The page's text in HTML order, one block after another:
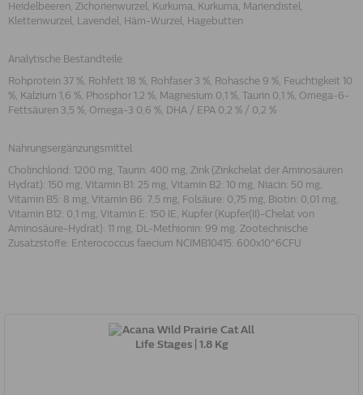
Heidelbeeren, Zichorienwurzel, Kurkuma, Kurkuma, Mariendistel,
Klettenwurzel, Lavendel, Häm-Wurzel, Hagebutten
Analytische Bestandteile
Rohprotein 37 %, Rohfett 18 %, Rohfaser 3 %, Rohasche 9 %, Feuchtigkeit 10
%, Kalzium 1,6 %, Phosphor 1,2 %, Magnesium 0,1 %, Taurin 0,1 %, Omega-6-
Fettsäuren 3,5 %, Omega-3 0,6 %, DHA / EPA 0,2 % / 0,2 %
Nahrungsergänzungsmittel
Cholinchlorid: 1200 mg, Taurin: 400 mg, Zink (Zinkchelat der Aminosäuren
Hydrat): 150 mg, Vitamin B1: 25 mg, Vitamin B2: 10 mg, Niacin: 50 mg,
Vitamin B5: 8 mg, Vitamin B6: 7,5 mg, Folsäure: 0,75 mg, Biotin: 0,01 mg,
Vitamin B12: 0,1 mg, Vitamin E: 150 IE, Kupfer (Kupfer(II)-Chelat von
Aminosäure-Hydrat): 11 mg, DL-Methionin: 99 mg. Zootechnische
Zusatzstoffe: Enterococcus faecium NCIMB10415: 600x10^6CFU